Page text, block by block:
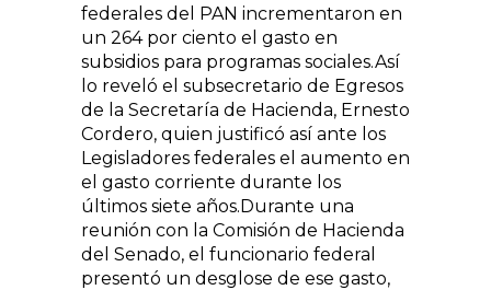
federales del PAN incrementaron en
un 264 por ciento el gasto en
subsidios para programas sociales.Así
lo reveló el subsecretario de Egresos
de la Secretaría de Hacienda, Ernesto
Cordero, quien justificó así ante los
Legisladores federales el aumento en
el gasto corriente durante los
últimos siete años.Durante una
reunión con la Comisión de Hacienda
del Senado, el funcionario federal
presentó un desglose de ese gasto,